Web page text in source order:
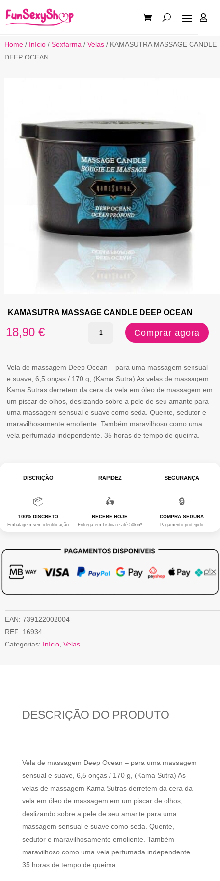

Home/ Início/ Sexfarma / Velas/ KAMASUTRA MASSAGE CANDLE
DEEP OCEAN
KAMASUTRA MASSAGE CANDLE DEEP OCEAN
18,90 €
Quantidade
MASSAGE
CANDLE
OCEAN
Comprar agora
Vela de massagem Deep Ocean – para uma massagem sensual
e suave, 6,5 onças / 170 g, (Kama Sutra) As velas de massagem
Kama Sutras derretem da cera da vela em óleo de massagem em
um piscar de olhos, deslizando sobre a pele de seu amante para
uma massagem sensual e suave como seda. Quente, sedutor e
maravilhosamente emoliente. Também maravilhoso como uma
vela perfumada independente. 35 horas de tempo de queima.
DISCRIÇÃO
📦
100% DISCRETO
Embalagem sem identificação
RAPIDEZ
🛵
RECEBE HOJE
Entrega em Lisboa e até 50km*
SEGURANÇA
🔒
COMPRA SEGURA
Pagamento protegido
EAN: 739122002004
REF: 16934
Categorias: Início Velas
DESCRIÇÃO DO PRODUTO
Vela de massagem Deep Ocean – para uma massagem
sensual e suave, 6,5 onças / 170 g, (Kama Sutra) As
velas de massagem Kama Sutras derretem da cera da
vela em óleo de massagem em um piscar de olhos,
deslizando sobre a pele de seu amante para uma
massagem sensual e suave como seda. Quente,
sedutor e maravilhosamente emoliente. Também
maravilhoso como uma vela perfumada independente.
35 horas de tempo de queima.